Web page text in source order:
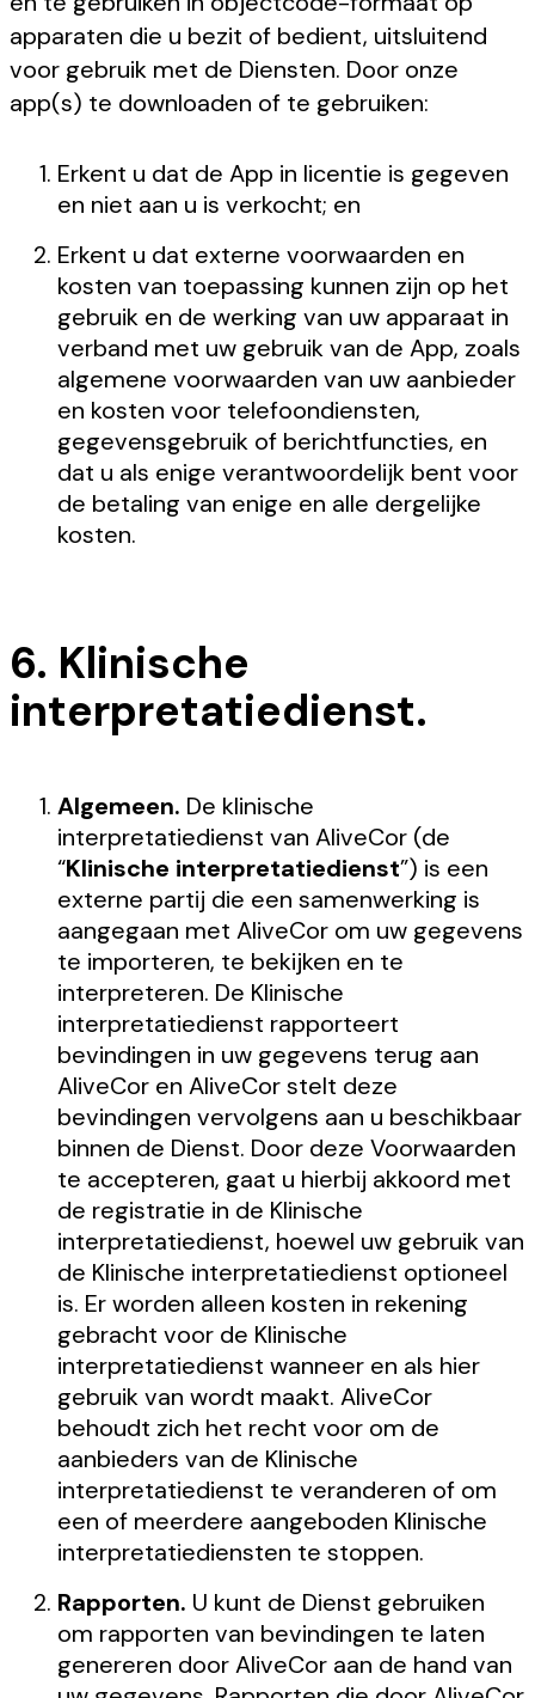
apparaten die u bezit of bedient, uitsluitend
voor gebruik met de Diensten. Door onze
app(s) te downloaden of te gebruiken:
Erkent u dat de App in licentie is gegeven
en niet aan u is verkocht; en
Erkent u dat externe voorwaarden en
kosten van toepassing kunnen zijn op het
gebruik en de werking van uw apparaat in
verband met uw gebruik van de App, zoals
algemene voorwaarden van uw aanbieder
en kosten voor telefoondiensten,
gegevensgebruik of berichtfuncties, en
dat u als enige verantwoordelijk bent voor
de betaling van enige en alle dergelijke
kosten.
6. Klinische
interpretatiedienst.
Algemeen. De klinische
interpretatiedienst van AliveCor (de
“Klinische interpretatiedienst”) is een
externe partij die een samenwerking is
aangegaan met AliveCor om uw gegevens
te importeren, te bekijken en te
interpreteren. De Klinische
interpretatiedienst rapporteert
bevindingen in uw gegevens terug aan
AliveCor en AliveCor stelt deze
bevindingen vervolgens aan u beschikbaar
binnen de Dienst. Door deze Voorwaarden
te accepteren, gaat u hierbij akkoord met
de registratie in de Klinische
interpretatiedienst, hoewel uw gebruik van
de Klinische interpretatiedienst optioneel
is. Er worden alleen kosten in rekening
gebracht voor de Klinische
interpretatiedienst wanneer en als hier
gebruik van wordt maakt. AliveCor
behoudt zich het recht voor om de
aanbieders van de Klinische
interpretatiedienst te veranderen of om
een of meerdere aangeboden Klinische
interpretatiediensten te stoppen.
Rapporten. U kunt de Dienst gebruiken
om rapporten van bevindingen te laten
genereren door AliveCor aan de hand van